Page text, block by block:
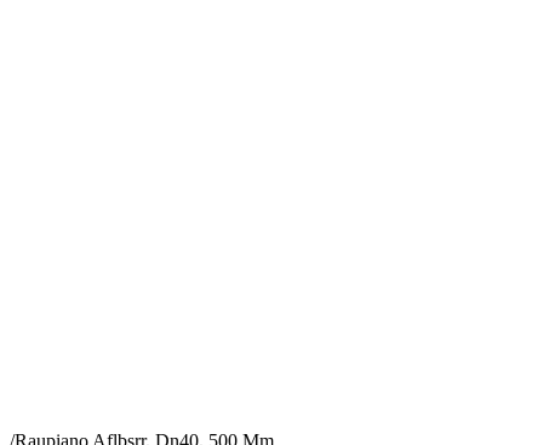
/Raupiano Aflbsrr, Dn40, 500 Mm